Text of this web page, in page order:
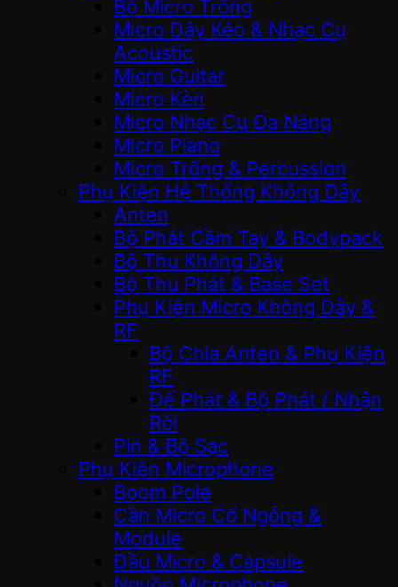
Bộ Micro Trống
Micro Dây Kéo & Nhạc Cụ
Acoustic
Micro Guitar
Micro Kèn
Micro Nhạc Cụ Đa Năng
Micro Piano
Micro Trống & Percussion
Phụ Kiện Hệ Thống Không Dây
Anten
Bộ Phát Cầm Tay & Bodypack
Bộ Thu Không Dây
Bộ Thu Phát & Base Set
Phụ Kiện Micro Không Dây &
RF
Bộ Chia Anten & Phụ Kiện
RF
Đế Phát & Bộ Phát / Nhận
Rời
Pin & Bộ Sạc
Phụ Kiện Microphone
Boom Pole
Cần Micro Cổ Ngỗng &
Module
Đầu Micro & Capsule